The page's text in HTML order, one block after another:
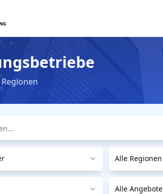
Alle Regionen
Alle Angebote